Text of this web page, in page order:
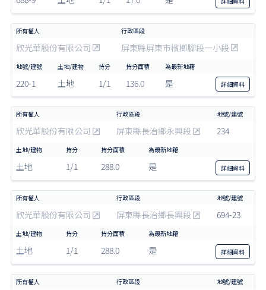
欣光華股份有限公司 屏東縣屏東市檳榔腳段一小段
220-1 土地 1/1 136.0 是 詳細資料
欣光華股份有限公司 屏東縣長治鄉永興段 234
土地 1/1 288.0 是 詳細資料
欣光華股份有限公司 屏東縣長治鄉長興段 694-23
土地 1/1 288.0 是 詳細資料